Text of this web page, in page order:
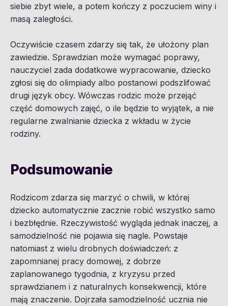
siebie zbyt wiele, a potem kończy z poczuciem winy i
masą zaległości.
Oczywiście czasem zdarzy się tak, że ułożony plan
zawiedzie. Sprawdzian może wymagać poprawy,
nauczyciel zada dodatkowe wypracowanie, dziecko
zgłosi się do olimpiady albo postanowi podszlifować
drugi język obcy. Wówczas rodzic może przejąć
część domowych zajęć, o ile będzie to wyjątek, a nie
regularne zwalnianie dziecka z wkładu w życie
rodziny.
Podsumowanie
Rodzicom zdarza się marzyć o chwili, w której
dziecko automatycznie zacznie robić wszystko samo
i bezbłędnie. Rzeczywistość wygląda jednak inaczej, a
samodzielność nie pojawia się nagle. Powstaje
natomiast z wielu drobnych doświadczeń: z
zapomnianej pracy domowej, z dobrze
zaplanowanego tygodnia, z kryzysu przed
sprawdzianem i z naturalnych konsekwencji, które
mają znaczenie. Dojrzała samodzielność ucznia nie